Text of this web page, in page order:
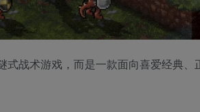
式战术游戏，而是一款面向喜爱经典